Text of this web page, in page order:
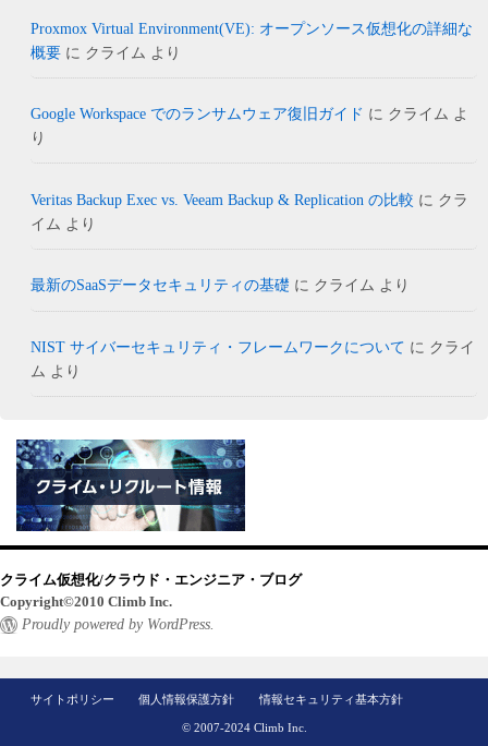
Proxmox Virtual Environment(VE): オープンソース仮想化の詳細な
概要 に クライム より
Google Workspace でのランサムウェア復旧ガイド に クライム よ
り
Veritas Backup Exec vs. Veeam Backup & Replication の比較 に クラ
イム より
最新のSaaSデータセキュリティの基礎 に クライム より
NIST サイバーセキュリティ・フレームワークについて に クライ
ム より
クライム仮想化/クラウド・エンジニア・ブログ
Copyright©2010 Climb Inc.
Proudly powered by WordPress.
サイトポリシー 個人情報保護方針 情報セキュリティ基本方針
© 2007-2024 Climb Inc.